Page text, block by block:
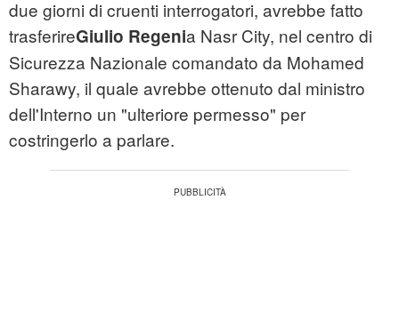
due giorni di cruenti interrogatori, avrebbe fatto
trasferireGiulio Regenia Nasr City, nel centro di
Sicurezza Nazionale comandato da Mohamed
Sharawy, il quale avrebbe ottenuto dal ministro
dell'Interno un "ulteriore permesso" per
costringerlo a parlare.